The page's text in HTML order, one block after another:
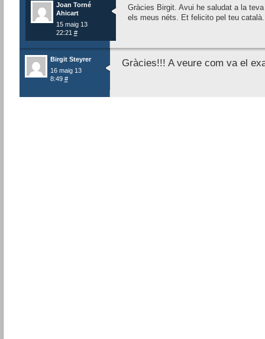
Joan Torné
Ahicart
15 maig 13
22:21 #
Gràcies Birgit. Avui he saludat a la
els meus néts. Et felicito pel teu català.
Birgit Steyrer
16 maig 13
8:49 #
Gràcies!!! A veure com va el